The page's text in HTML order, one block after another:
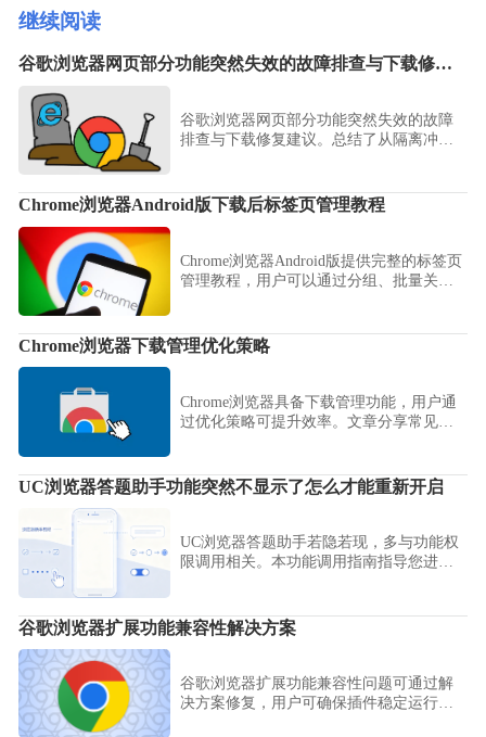
继续阅读
谷歌浏览器网页部分功能突然失效的故障排查与下载修复建议
谷歌浏览器网页部分功能突然失效的故障
排查与下载修复建议。总结了从隔离冲突
Chrome浏览器Android版下载后标签页管理教程
Chrome浏览器Android版提供完整的标签页
管理教程，用户可以通过分组、批量关闭
Chrome浏览器下载管理优化策略
Chrome浏览器具备下载管理功能，用户通
过优化策略可提升效率。文章分享常见设
UC浏览器答题助手功能突然不显示了怎么才能重新开启
UC浏览器答题助手若隐若现，多与功能权
限调用相关。本功能调用指南指导您进入
谷歌浏览器扩展功能兼容性解决方案
谷歌浏览器扩展功能兼容性问题可通过解
决方案修复，用户可确保插件稳定运行，